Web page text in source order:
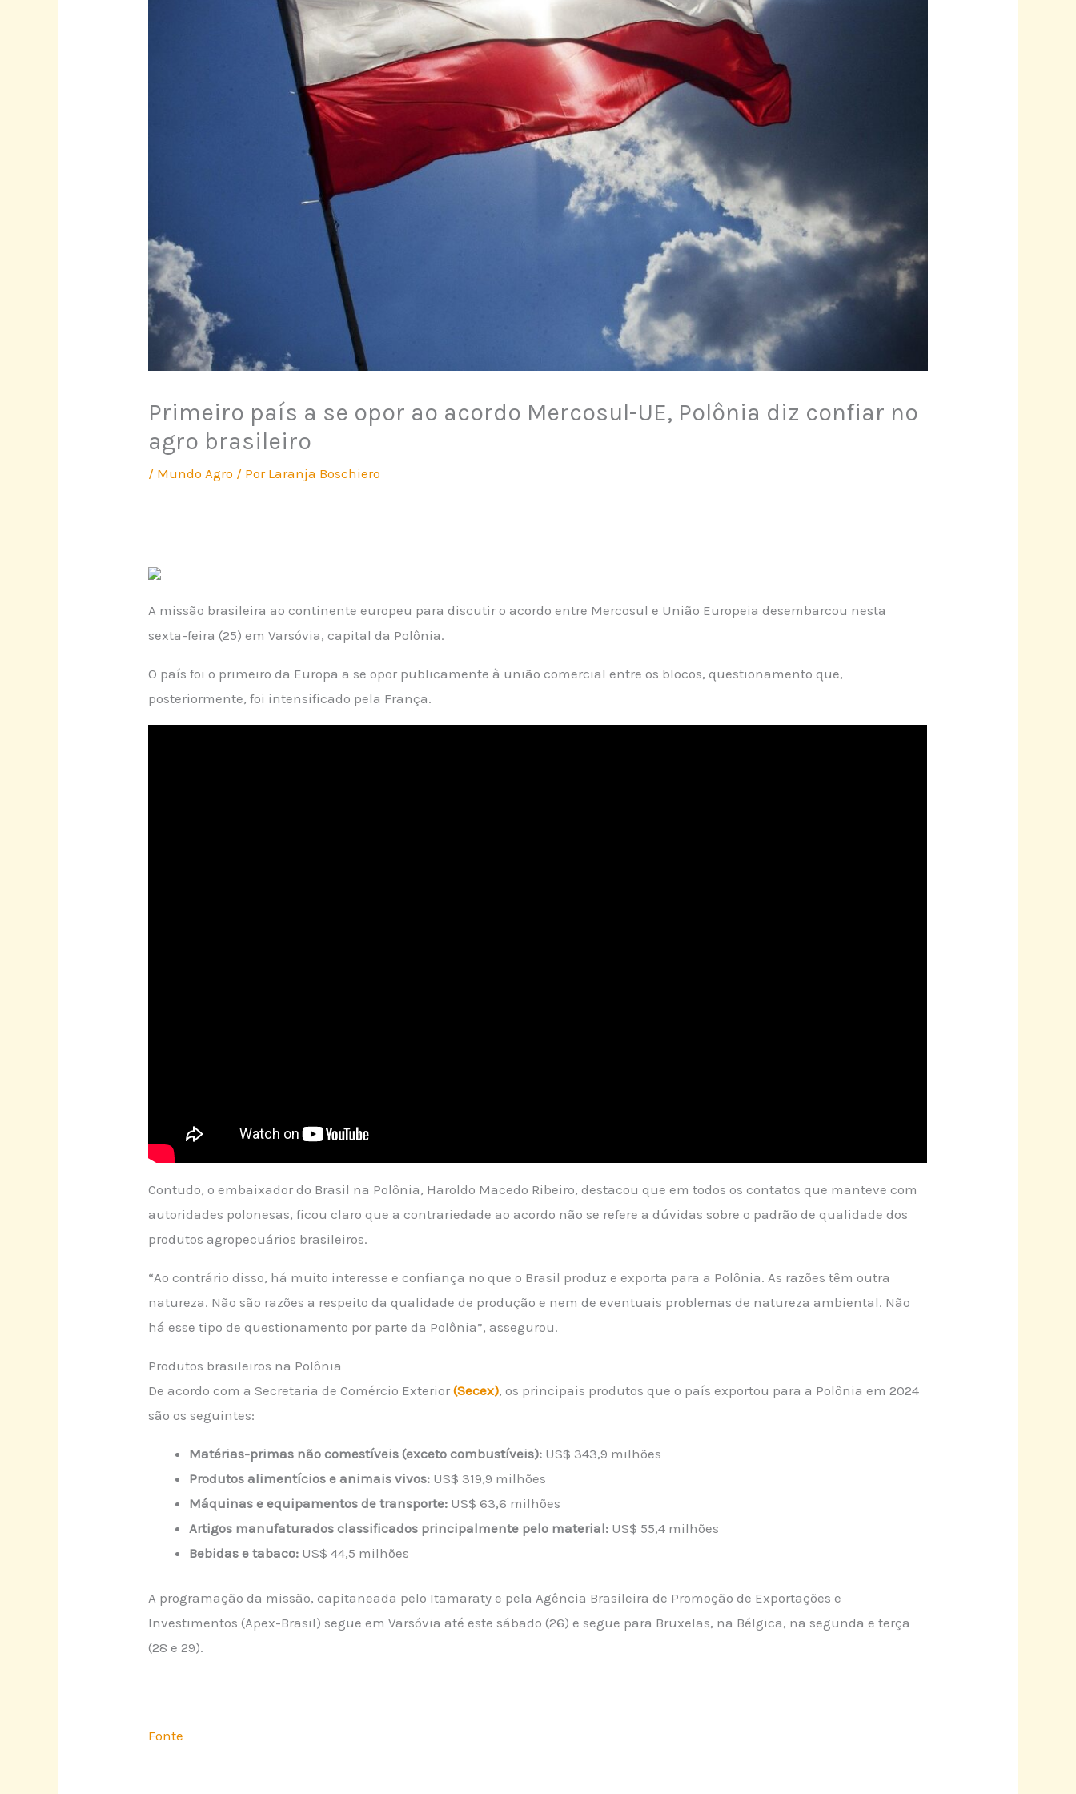
Primeiro país a se opor ao acordo Mercosul-UE, Polônia diz confiar no
agro brasileiro
/ Mundo Agro / Por Laranja Boschiero
A missão brasileira ao continente europeu para discutir o acordo entre Mercosul e União Europeia desembarcou nesta
sexta-feira (25) em Varsóvia, capital da Polônia.
O país foi o primeiro da Europa a se opor publicamente à união comercial entre os blocos, questionamento que,
posteriormente, foi intensificado pela França.
Contudo, o embaixador do Brasil na Polônia, Haroldo Macedo Ribeiro, destacou que em todos os contatos que manteve com
autoridades polonesas, ficou claro que a contrariedade ao acordo não se refere a dúvidas sobre o padrão de qualidade dos
produtos agropecuários brasileiros.
“Ao contrário disso, há muito interesse e confiança no que o Brasil produz e exporta para a Polônia. As razões têm outra
natureza. Não são razões a respeito da qualidade de produção e nem de eventuais problemas de natureza ambiental. Não
há esse tipo de questionamento por parte da Polônia”, assegurou.
Produtos brasileiros na Polônia
De acordo com a Secretaria de Comércio Exterior(Secex), os principais produtos que o país exportou para a Polônia em 2024
são os seguintes:
Matérias-primas não comestíveis (exceto combustíveis): US$ 343,9 milhões
Produtos alimentícios e animais vivos: US$ 319,9 milhões
Máquinas e equipamentos de transporte: US$ 63,6 milhões
Artigos manufaturados classificados principalmente pelo material: US$ 55,4 milhões
Bebidas e tabaco: US$ 44,5 milhões
A programação da missão, capitaneada pelo Itamaraty e pela Agência Brasileira de Promoção de Exportações e
Investimentos (Apex-Brasil) segue em Varsóvia até este sábado (26) e segue para Bruxelas, na Bélgica, na segunda e terça
(28 e 29).
Fonte